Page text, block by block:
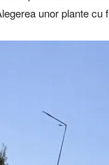
unor plante